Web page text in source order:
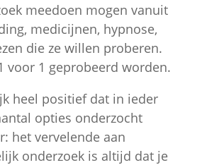
meedoen mogen vanuit
medicijnen, hypnose,
die ze willen proberen.
voor 1 geprobeerd worden.
heel positief dat in ieder
opties onderzocht
het vervelende aan
onderzoek is altijd dat je